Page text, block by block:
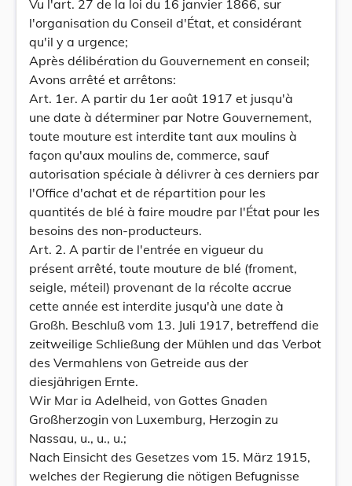
Vu l'art. 27 de la loi du 16 janvier 1866, sur
l'organisation du Conseil d'État, et considérant
qu'il y a urgence;
Après délibération du Gouvernement en conseil;
Avons arrêté et arrêtons:
Art. 1er. A partir du 1er août 1917 et jusqu'à
une date à déterminer par Notre Gouvernement,
toute mouture est interdite tant aux moulins à
façon qu'aux moulins de, commerce, sauf
autorisation spéciale à délivrer à ces derniers par
l'Office d'achat et de répartition pour les
quantités de blé à faire moudre par l'État pour les
besoins des non-producteurs.
Art. 2. A partir de l'entrée en vigueur du
présent arrêté, toute mouture de blé (froment,
seigle, méteil) provenant de la récolte accrue
cette année est interdite jusqu'à une date à
Großh. Beschluß vom 13. Juli 1917, betreffend die
zeitweilige Schließung der Mühlen und das Verbot
des Vermahlens von Getreide aus der
diesjährigen Ernte.
Wir Mar ia Adelheid, von Gottes Gnaden
Großherzogin von Luxemburg, Herzogin zu
Nassau, u., u., u.;
Nach Einsicht des Gesetzes vom 15. März 1915,
welches der Regierung die nötigen Befugnisse